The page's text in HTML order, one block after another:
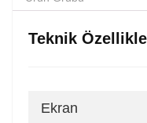
Teknik
Ekran